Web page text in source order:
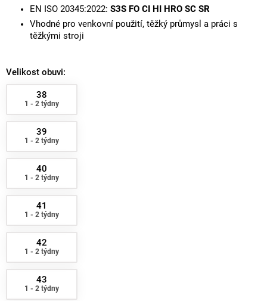
EN ISO 20345:2022: S3S FO CI HI HRO SC SR
Vhodné pro venkovní použití, těžký průmysl a práci s
těžkými stroji
Velikost obuvi:
38
1 - 2 týdny
39
1 - 2 týdny
40
1 - 2 týdny
41
1 - 2 týdny
42
1 - 2 týdny
43
1 - 2 týdny